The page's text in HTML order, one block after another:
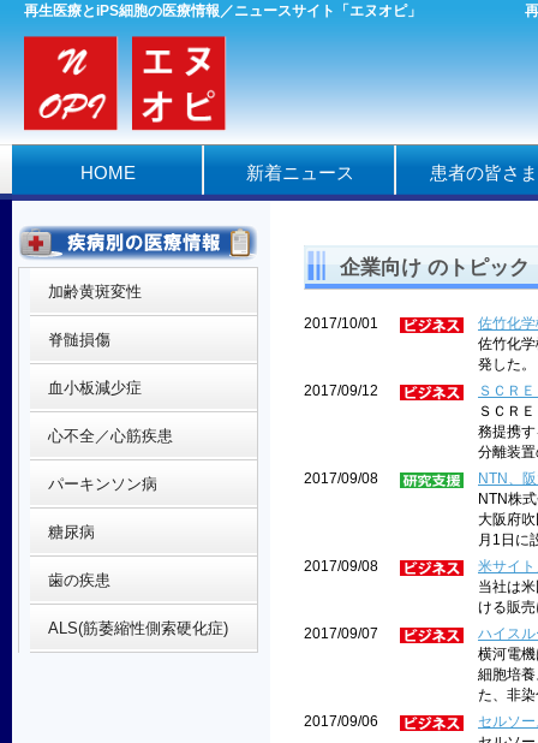
再生医療とiPS細胞の医療情報／ニュースサイト「エヌオピ」
HOME 新着ニュース 患者の皆さ
企業向け のトピック
2017/10/01
佐竹化
佐竹化
発した。
2017/09/12
ＳＣＲ
ＳＣＲ
務提携
分離装
2017/09/08
NTN、
NTN株
大阪府
月1日に
2017/09/08
米サイ
当社は
ける販
2017/09/07
ハイス
横河電
細胞培
た、非
2017/09/06
セルソ
加齢黄斑変性
脊髄損傷
血小板減少症
心不全／心筋疾患
パーキンソン病
糖尿病
歯の疾患
ALS(筋萎縮性側索硬化症)